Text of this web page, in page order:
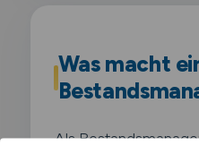
Was macht
Als